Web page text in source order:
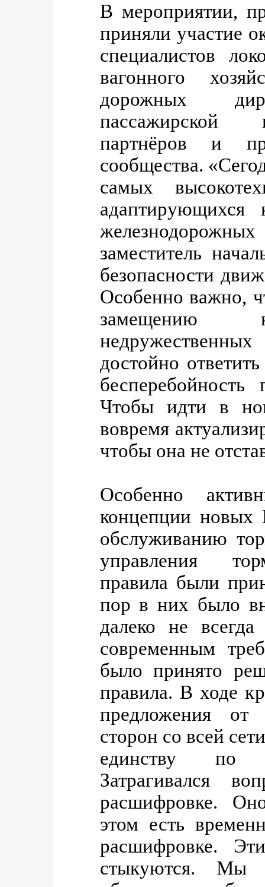
В мероприятии,
приняли участие
специалистов
вагонного
дорожных
пассажирской
партнёров и
сообщества.
самых
заместитель
безопасности
Особенно важно,
замещению
достойно
бесперебойность
Чтобы идти в
вовремя
чтобы она не
Особенно
концепции новых
обслуживанию
управления
правила были
пор в них было
далеко не всегда
современным
было принято
правила. В ходе
предложения от
сторон со всей
единству по
Затрагивался
расшифровке.
этом есть
расшифровке.
стыкуются. Мы